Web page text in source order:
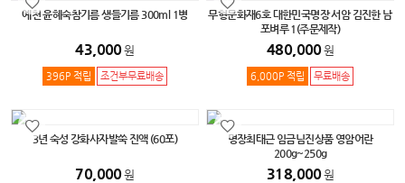
예천 윤혜숙참기름 생들기름 300ml 1병
43,000원
396P 적립 조건부무료배송
무형문화재6호 대한민국명장 서암 김진한 남
포벼루 1(주문제작)
480,000원
6,000P 적립 무료배송
3년 숙성 강화사자발쑥 진액 (60포)
70,000원
명장최태근 임금님진상품 영암어란
200g~250g
318,000원